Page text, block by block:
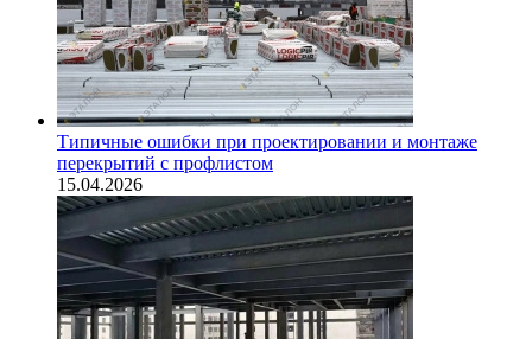
Типичные ошибки при проектировании и монтаже
перекрытий с профлистом
15.04.2026